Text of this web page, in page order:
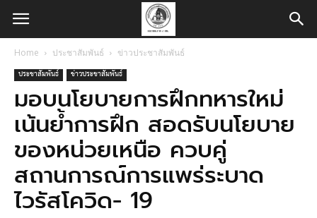
Home ประชาสัมพันธ์ ข่าวประชาสัมพันธ์
ประชาสัมพันธ์ ข่าวประชาสัมพันธ์
มอบนโยบายการฝึกทหารใหม่
เน้นย้ำการฝึก สอดรับนโยบาย
ของหน่วยเหนือ ควบคู่
สถานการณ์การแพร่ระบาด
ไวรัสโควิด- 19